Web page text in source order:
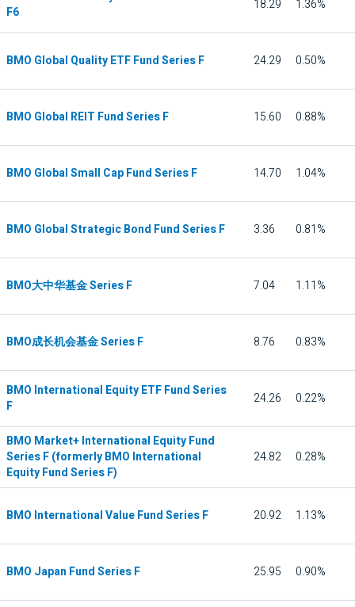
F6
18.29 1.36%
BMO Global Quality ETF Fund Series F 24.29 0.50%
BMO Global REIT Fund Series F 15.60 0.88%
BMO Global Small Cap Fund Series F 14.70 1.04%
BMO Global Strategic Bond Fund Series F 3.36 0.81%
BMO大中华基金 Series F 7.04 1.11%
BMO成长机会基金 Series F 8.76 0.83%
BMO International Equity ETF Fund Series
F
24.26 0.22%
BMO Market+ International Equity Fund
Series F (formerly BMO International
Equity Fund Series F)
24.82 0.28%
BMO International Value Fund Series F 20.92 1.13%
BMO Japan Fund Series F 25.95 0.90%